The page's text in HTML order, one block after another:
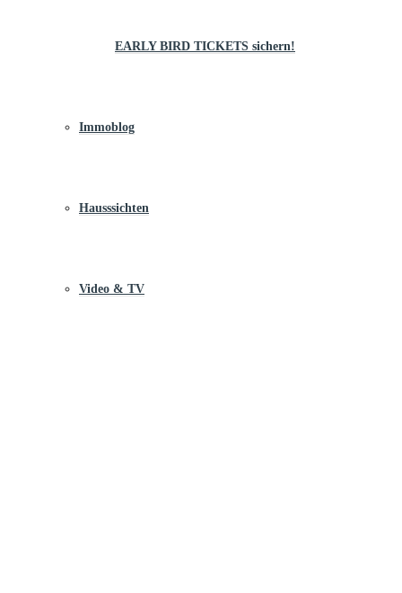
EARLY BIRD TICKETS sichern!
Immoblog
Hausssichten
Video & TV